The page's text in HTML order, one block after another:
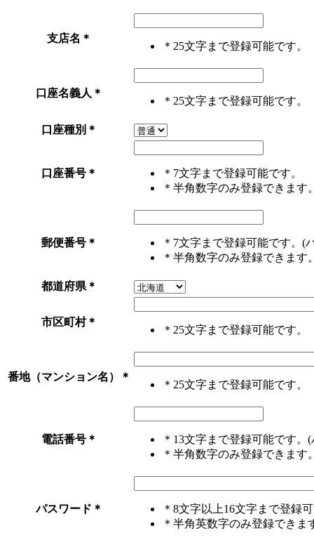
支店名 ＊
＊25文字まで登録可能です。
口座名義人 ＊
＊25文字まで登録可能です。
口座種別 ＊
口座番号 ＊
＊7文字まで登録可能です。
＊半角数字のみ登録できます
郵便番号 ＊
＊7文字まで登録可能です。(
＊半角数字のみ登録できます
都道府県 ＊
市区町村＊
＊25文字まで登録可能です。
番地（マンション名） ＊
＊25文字まで登録可能です。
電話番号 ＊
＊13文字まで登録可能です。
＊半角数字のみ登録できます
パスワード ＊
＊8文字以上16文字まで登録
＊半角英数字のみ登録できま